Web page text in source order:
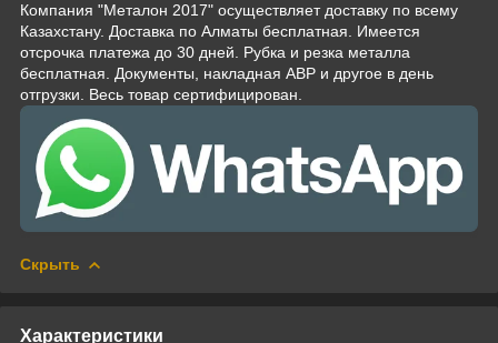
Компания "Металон 2017" осуществляет доставку по всему
Казахстану. Доставка по Алматы бесплатная. Имеется
отсрочка платежа до 30 дней. Рубка и резка металла
бесплатная. Документы, накладная АВР и другое в день
отгрузки. Весь товар сертифицирован.
Скрыть
Характеристики